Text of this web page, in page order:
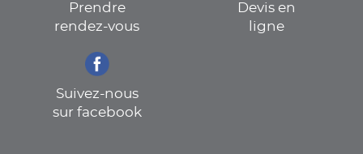
Prendre
rendez-vous
Devis en
ligne
Suivez-nous
sur facebook